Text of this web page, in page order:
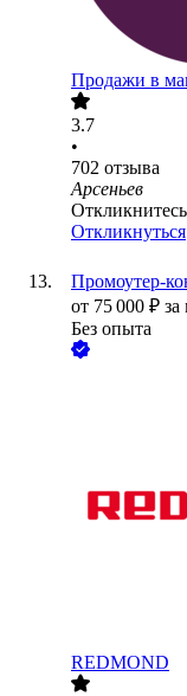
Продажи в
3.7
•
702 отзыва
Арсеньев
Откликнуться
Промоутер-
от 75 000 ₽ за
Без опыта
REDMOND